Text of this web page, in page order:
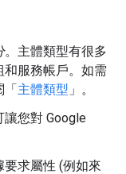
。主體類型有很多
服務帳戶。如需
「主體類型 」。
您對 Google
要求屬性 (例如來